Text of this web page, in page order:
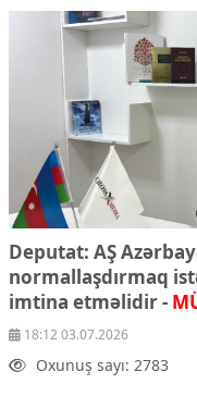
Deputat: AŞ
normallaşdırmaq istəyirsə, selektiv
imtina etməlidir -
18:12 03.07.2026
Oxunuş sayı: 2783